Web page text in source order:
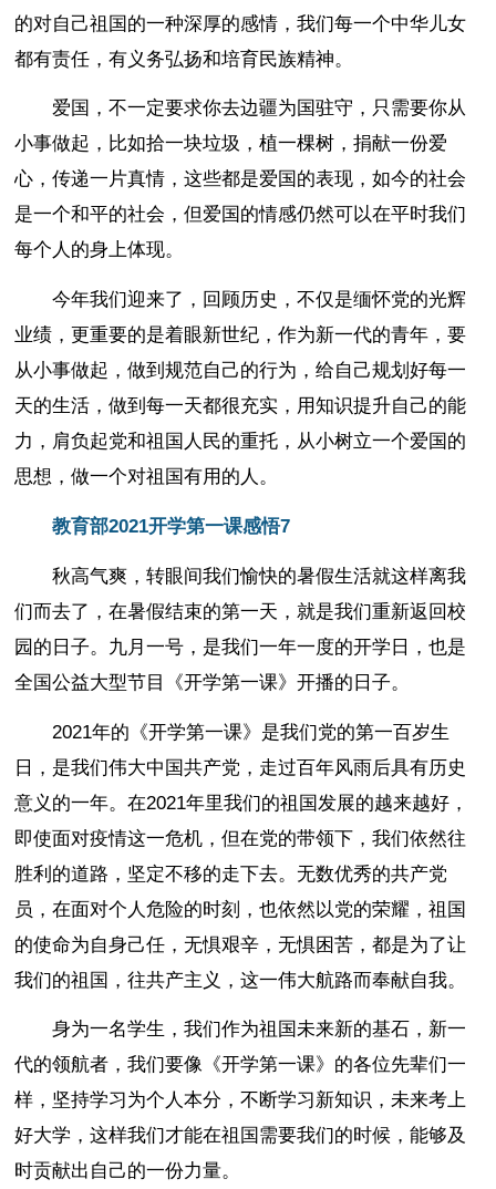
的对自己祖国的一种深厚的感情，我们每一个中华儿女
都有责任，有义务弘扬和培育民族精神。
爱国，不一定要求你去边疆为国驻守，只需要你从
小事做起，比如拾一块垃圾，植一棵树，捐献一份爱
心，传递一片真情，这些都是爱国的表现，如今的社会
是一个和平的社会，但爱国的情感仍然可以在平时我们
每个人的身上体现。
今年我们迎来了，回顾历史，不仅是缅怀党的光辉
业绩，更重要的是着眼新世纪，作为新一代的青年，要
从小事做起，做到规范自己的行为，给自己规划好每一
天的生活，做到每一天都很充实，用知识提升自己的能
力，肩负起党和祖国人民的重托，从小树立一个爱国的
思想，做一个对祖国有用的人。
教育部2021开学第一课感悟7
秋高气爽，转眼间我们愉快的暑假生活就这样离我
们而去了，在暑假结束的第一天，就是我们重新返回校
园的日子。九月一号，是我们一年一度的开学日，也是
全国公益大型节目《开学第一课》开播的日子。
2021年的《开学第一课》是我们党的第一百岁生
日，是我们伟大中国共产党，走过百年风雨后具有历史
意义的一年。在2021年里我们的祖国发展的越来越好，
即使面对疫情这一危机，但在党的带领下，我们依然往
胜利的道路，坚定不移的走下去。无数优秀的共产党
员，在面对个人危险的时刻，也依然以党的荣耀，祖国
的使命为自身己任，无惧艰辛，无惧困苦，都是为了让
我们的祖国，往共产主义，这一伟大航路而奉献自我。
身为一名学生，我们作为祖国未来新的基石，新一
代的领航者，我们要像《开学第一课》的各位先辈们一
样，坚持学习为个人本分，不断学习新知识，未来考上
好大学，这样我们才能在祖国需要我们的时候，能够及
时贡献出自己的一份力量。